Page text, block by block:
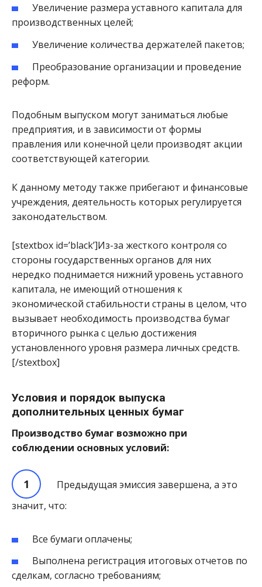
Увеличение размера уставного капитала для
производственных целей;
Увеличение количества держателей пакетов;
Преобразование организации и проведение
реформ.
Подобным выпуском могут заниматься любые
предприятия, и в зависимости от формы
правления или конечной цели производят акции
соответствующей категории.
К данному методу также прибегают и финансовые
учреждения, деятельность которых регулируется
законодательством.
[stextbox id=’black’]Из-за жесткого контроля со
стороны государственных органов для них
нередко поднимается нижний уровень уставного
капитала, не имеющий отношения к
экономической стабильности страны в целом, что
вызывает необходимость производства бумаг
вторичного рынка с целью достижения
установленного уровня размера личных средств.
[/stextbox]
Условия и порядок выпуска
дополнительных ценных бумаг
Производство бумаг возможно при
соблюдении основных условий:
Предыдущая эмиссия завершена, а это
значит, что:
Все бумаги оплачены;
Выполнена регистрация итоговых отчетов по
сделкам, согласно требованиям;